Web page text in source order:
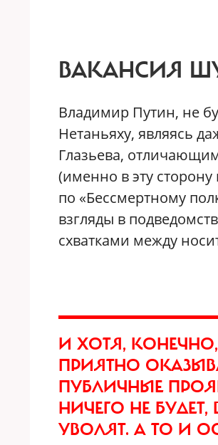
ВАКАНСИЯ
Владимир Путин, не
Нетаньяху, являясь
Глазьева,
(именно в эту
по «Бессмертному
взгляды в
схватками между
И ХОТЯ,
ПРИЯТНО
ПУБЛИЧНЫЕ
НИЧЕГО НЕ
УВОЛЯТ. А ТО И